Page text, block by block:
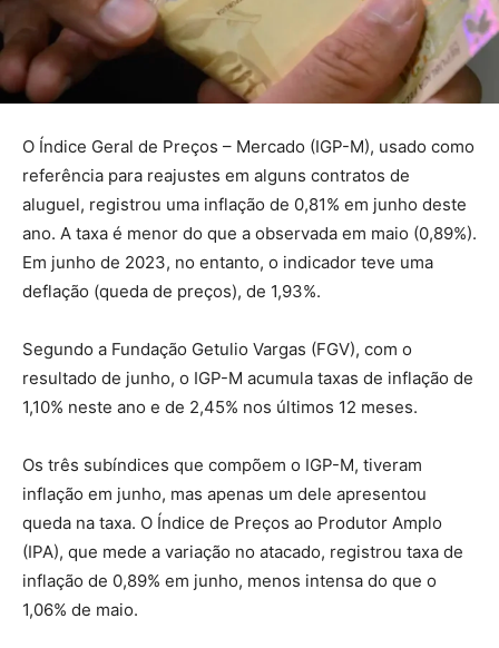
O Índice Geral de Preços – Mercado (IGP-M), usado como
referência para reajustes em alguns contratos de
aluguel, registrou uma inflação de 0,81% em junho deste
ano. A taxa é menor do que a observada em maio (0,89%).
Em junho de 2023, no entanto, o indicador teve uma
deflação (queda de preços), de 1,93%.
Segundo a Fundação Getulio Vargas (FGV), com o
resultado de junho, o IGP-M acumula taxas de inflação de
1,10% neste ano e de 2,45% nos últimos 12 meses.
Os três subíndices que compõem o IGP-M, tiveram
inflação em junho, mas apenas um dele apresentou
queda na taxa. O Índice de Preços ao Produtor Amplo
(IPA), que mede a variação no atacado, registrou taxa de
inflação de 0,89% em junho, menos intensa do que o
1,06% de maio.